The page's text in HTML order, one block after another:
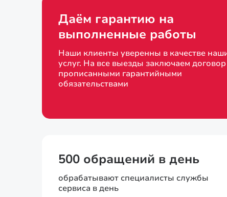
Даём гарантию на
выполненные работы
Наши клиенты уверенны в качестве
услуг. На все выезды заключаем договор
прописанными гарантийными
обязательствами
500 обращений в день
обрабатывают специалисты службы
сервиса в день